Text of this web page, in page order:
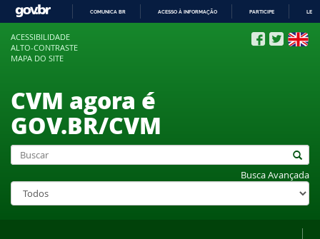
COMUNICA BR ACESSO À INFORMAÇÃO PARTICIPE
ACESSIBILIDADE
ALTO-CONTRASTE
MAPA DO SITE
CVM agora é
GOV.BR/CVM
Busca Avançada